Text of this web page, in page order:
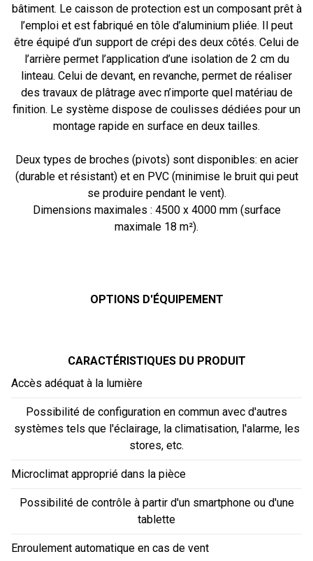
bâtiment. Le caisson de protection est un composant prêt à
l’emploi et est fabriqué en tôle d’aluminium pliée. Il peut
être équipé d’un support de crépi des deux côtés. Celui de
l’arrière permet l’application d’une isolation de 2 cm du
linteau. Celui de devant, en revanche, permet de réaliser
des travaux de plâtrage avec n’importe quel matériau de
finition. Le système dispose de coulisses dédiées pour un
montage rapide en surface en deux tailles.
Deux types de broches (pivots) sont disponibles: en acier
(durable et résistant) et en PVC (minimise le bruit qui peut
se produire pendant le vent).
Dimensions maximales : 4500 x 4000 mm (surface
maximale 18 m²).
OPTIONS D'ÉQUIPEMENT
CARACTÉRISTIQUES DU PRODUIT
Accès adéquat à la lumière
Possibilité de configuration en commun avec d'autres
systèmes tels que l'éclairage, la climatisation, l'alarme, les
stores, etc.
Microclimat approprié dans la pièce
Possibilité de contrôle à partir d'un smartphone ou d'une
tablette
Enroulement automatique en cas de vent